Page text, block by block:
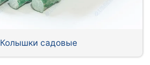
Колышки садовые